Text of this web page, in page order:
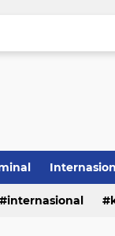
internasional